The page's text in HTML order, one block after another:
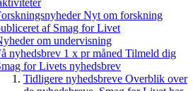
Nyt om forskning
af Smag for Livet
om undervisning
nyhedsbrev 1 x pr måned Tilmeld dig
for Livets nyhedsbrev
Tidligere nyhedsbreve Overblik over